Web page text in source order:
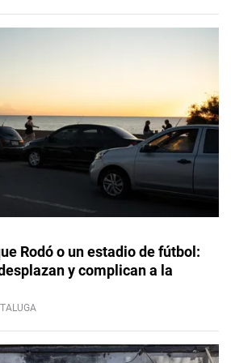
Rodó o un estadio de fútbol:
y complican a la